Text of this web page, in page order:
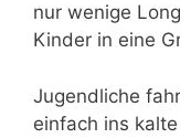
nur wenige
Kinder in eine
Jugendliche
einfach ins